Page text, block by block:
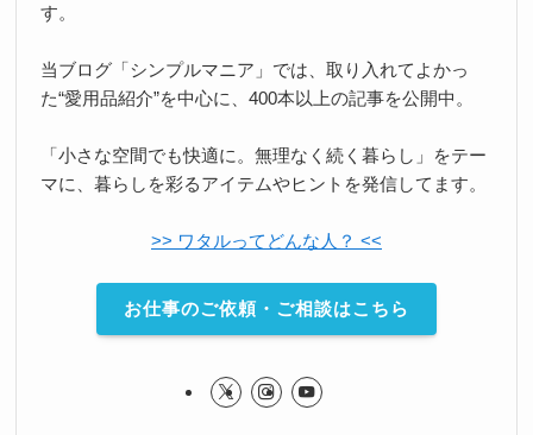
す。
当ブログ「シンプルマニア」では、取り入れてよかっ
た“愛用品紹介”を中心に、400本以上の記事を公開中。
「小さな空間でも快適に。無理なく続く暮らし」をテー
マに、暮らしを彩るアイテムやヒントを発信してます。
>> ワタルってどんな人？ <<
お仕事のご依頼・ご相談はこちら